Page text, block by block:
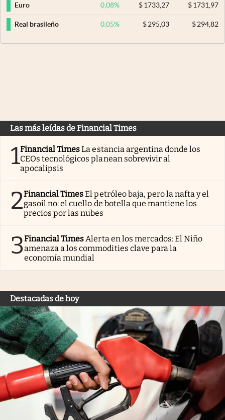
Euro 0,08% $ 1733,27 $1731,97
Real brasileño 0,05% $ 295,03 $294,82
Las más leídas de Financial Times
1Financial TimesLa estancia argentina donde los
CEOs tecnológicos planean sobrevivir al
apocalipsis
2Financial TimesEl petróleo baja, pero la nafta y el
gasoil no: el cuello de botella que mantiene los
precios por las nubes
3Financial Times Alerta en los mercados: El Niño
amenaza a los commodities clave para la
economía mundial
Destacadas de hoy